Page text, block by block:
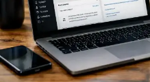
poprawić?